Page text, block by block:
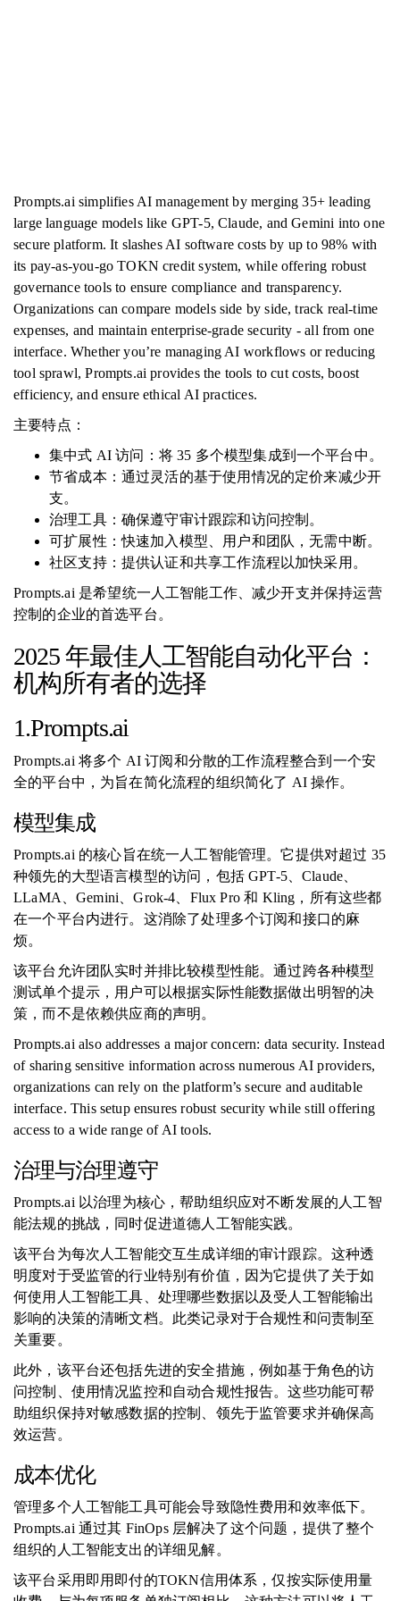
Prompts.ai simplifies AI management by merging 35+ leading
large language models like GPT-5, Claude, and Gemini into one
secure platform. It slashes AI software costs by up to 98% with
its pay-as-you-go TOKN credit system, while offering robust
governance tools to ensure compliance and transparency.
Organizations can compare models side by side, track real-time
expenses, and maintain enterprise-grade security - all from one
interface. Whether you’re managing AI workflows or reducing
tool sprawl, Prompts.ai provides the tools to cut costs, boost
efficiency, and ensure ethical AI practices.
主要特点：
集中式 AI 访问：将 35 多个模型集成到一个平台中。
节省成本：通过灵活的基于使用情况的定价来减少开
支。
治理工具：确保遵守审计跟踪和访问控制。
可扩展性：快速加入模型、用户和团队，无需中断。
社区支持：提供认证和共享工作流程以加快采用。
Prompts.ai 是希望统一人工智能工作、减少开支并保持运营
控制的企业的首选平台。
2025 年最佳人工智能自动化平台：
机构所有者的选择
1.Prompts.ai
Prompts.ai 将多个 AI 订阅和分散的工作流程整合到一个安
全的平台中，为旨在简化流程的组织简化了 AI 操作。
模型集成
Prompts.ai 的核心旨在统一人工智能管理。它提供对超过 35
种领先的大型语言模型的访问，包括 GPT-5、Claude、
LLaMA、Gemini、Grok-4、Flux Pro 和 Kling，所有这些都
在一个平台内进行。这消除了处理多个订阅和接口的麻
烦。
该平台允许团队实时并排比较模型性能。通过跨各种模型
测试单个提示，用户可以根据实际性能数据做出明智的决
策，而不是依赖供应商的声明。
Prompts.ai also addresses a major concern: data security. Instead
of sharing sensitive information across numerous AI providers,
organizations can rely on the platform’s secure and auditable
interface. This setup ensures robust security while still offering
access to a wide range of AI tools.
治理与治理遵守
Prompts.ai 以治理为核心，帮助组织应对不断发展的人工智
能法规的挑战，同时促进道德人工智能实践。
该平台为每次人工智能交互生成详细的审计跟踪。这种透
明度对于受监管的行业特别有价值，因为它提供了关于如
何使用人工智能工具、处理哪些数据以及受人工智能输出
影响的决策的清晰文档。此类记录对于合规性和问责制至
关重要。
此外，该平台还包括先进的安全措施，例如基于角色的访
问控制、使用情况监控和自动合规性报告。这些功能可帮
助组织保持对敏感数据的控制、领先于监管要求并确保高
效运营。
成本优化
管理多个人工智能工具可能会导致隐性费用和效率低下。
Prompts.ai 通过其 FinOps 层解决了这个问题，提供了整个
组织的人工智能支出的详细见解。
该平台采用即用即付的TOKN信用体系，仅按实际使用量